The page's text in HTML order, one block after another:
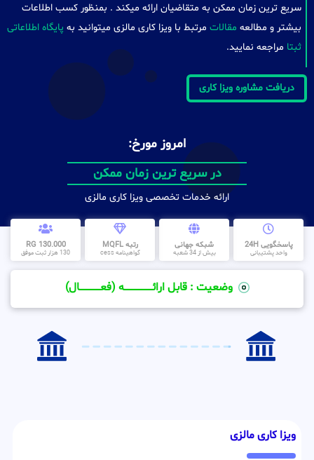
سریع ترین زمان ممکن به متقاضیان ارائه میکند . بمنظور کسب اطلاعات
بیشتر و مطالعه مقالات مرتبط با ویزا کاری مالزی میتوانید به پایگاه اطلاعاتی
ثبتا مراجعه نمایید.
دریافت مشاوره ویزا کاری
امروز مورخ:
در سریع ترین زمان ممکن
ارائه خدمات تخصصی ویزا کاری مالزی
پاسخگویی 24H
واحد پشتیبانی
شبکه جهانی
بیش از 34 شعبه
رتبه MQFL
گواهینامه cess
130.000 RG
130 هزار ثبت موفق
وضعیت : قابل ارائــــــــــــــــــــه (فعـــــــــــــــال)
ویزا کاری مالزی